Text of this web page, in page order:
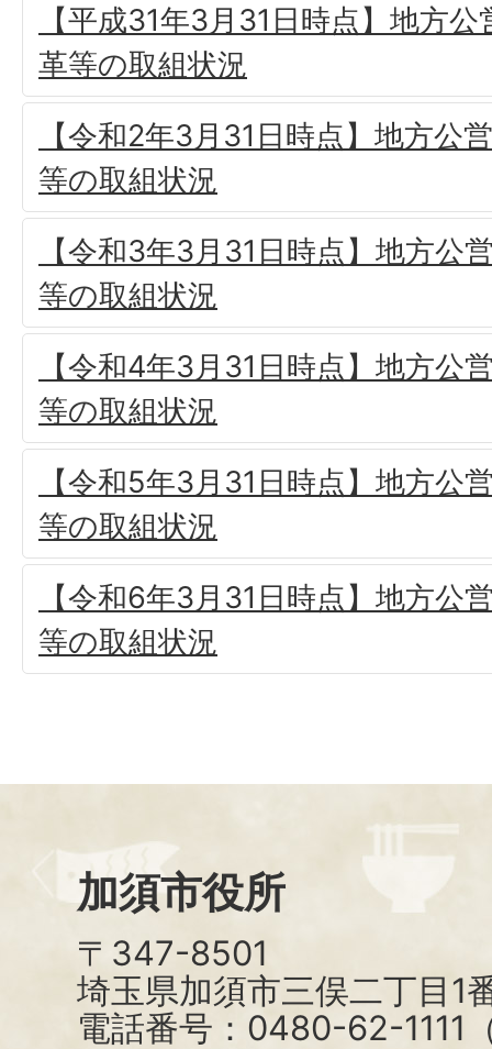
【平成31年3月31日時点】地方
革等の取組状況
【令和2年3月31日時点】地方公
等の取組状況
【令和3年3月31日時点】地方公
等の取組状況
【令和4年3月31日時点】地方公
等の取組状況
【令和5年3月31日時点】地方公
等の取組状況
【令和6年3月31日時点】地方公
等の取組状況
加須市役所
〒347-8501
埼玉県加須市三俣二丁目1
電話番号：0480-62-1111